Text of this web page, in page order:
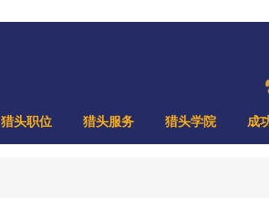
猎头职位 猎头服务 猎头学院 成